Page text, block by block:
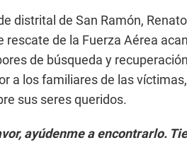
distrital de San Ramón,
rescate de la Fuerza Aérea
de búsqueda y
a los familiares de las
sus seres queridos.
ayúdenme a encontrarlo.